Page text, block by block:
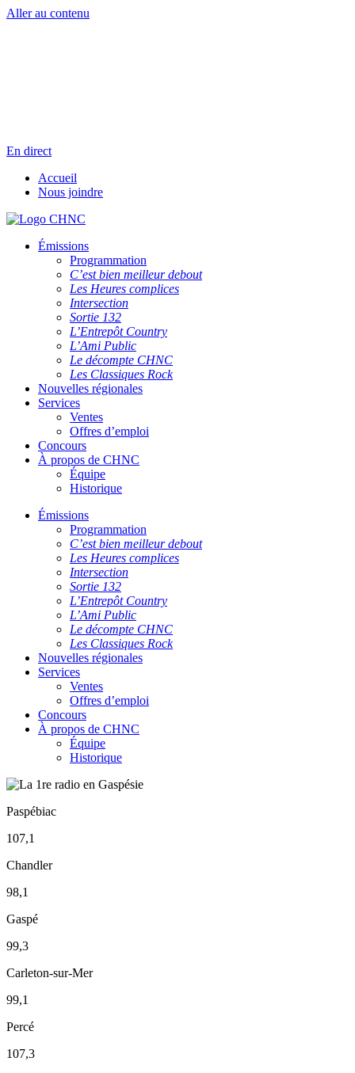
Aller au contenu
En direct
Accueil
Nous joindre
Émissions
Programmation
C’est bien meilleur debout
Les Heures complices
Intersection
Sortie 132
L’Entrepôt Country
L’Ami Public
Le décompte CHNC
Les Classiques Rock
Nouvelles régionales
Services
Ventes
Offres d’emploi
Concours
À propos de CHNC
Équipe
Historique
Émissions
Programmation
C’est bien meilleur debout
Les Heures complices
Intersection
Sortie 132
L’Entrepôt Country
L’Ami Public
Le décompte CHNC
Les Classiques Rock
Nouvelles régionales
Services
Ventes
Offres d’emploi
Concours
À propos de CHNC
Équipe
Historique
Paspébiac
107,1
Chandler
98,1
Gaspé
99,3
Carleton-sur-Mer
99,1
Percé
107,3